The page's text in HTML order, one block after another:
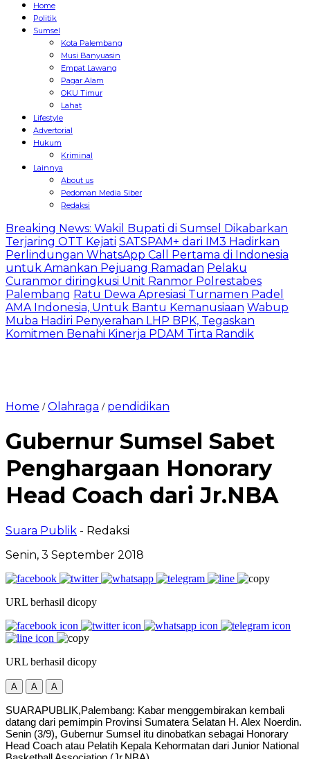
Home
Politik
Sumsel
Kota Palembang
Musi Banyuasin
Empat Lawang
Pagar Alam
OKU Timur
Lahat
Lifestyle
Advertorial
Hukum
Kriminal
Lainnya
About us
Pedoman Media Siber
Redaksi
Breaking News: Wakil Bupati di Sumsel Dikabarkan
Terjaring OTT Kejati SATSPAM+ dari IM3 Hadirkan
Perlindungan WhatsApp Call Pertama di Indonesia
untuk Amankan Pejuang Ramadan Pelaku
Curanmor diringkusi Unit Ranmor Polrestabes
Palembang Ratu Dewa Apresiasi Turnamen Padel
AMA Indonesia, Untuk Bantu Kemanusiaan Wabup
Muba Hadiri Penyerahan LHP BPK, Tegaskan
Komitmen Benahi Kinerja PDAM Tirta Randik
Home /Olahraga / pendidikan
Gubernur Sumsel Sabet
Penghargaan Honorary
Head Coach dari Jr.NBA
Suara Publik - Redaksi
Senin, 3 September 2018
URL berhasil dicopy
URL berhasil dicopy
A A A
SUARAPUBLIK,Palembang: Kabar menggembirakan kembali
datang dari pemimpin Provinsi Sumatera Selatan H. Alex Noerdin.
Senin (3/9), Gubernur Sumsel itu dinobatkan sebagai Honorary
Head Coach atau Pelatih Kepala Kehormatan dari Junior National